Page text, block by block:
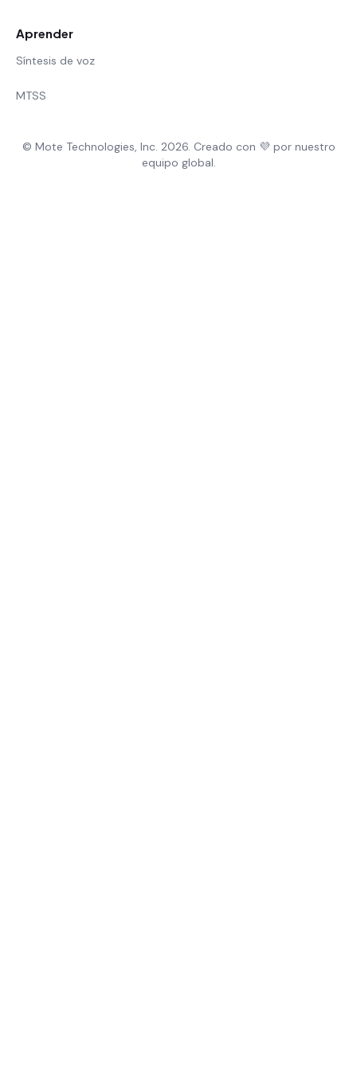
Aprender
Síntesis de voz
MTSS
© Mote Technologies, Inc. 2026. Creado con 💜 por nuestro
equipo global.